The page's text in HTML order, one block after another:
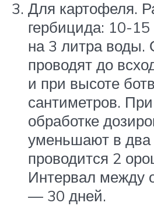
Для картофеля.
гербицида: 10-
на 3 литра воды.
проводят до
и при высоте
сантиметров.
обработке
уменьшают в два
проводится 2
Интервал между
— 30 дней.